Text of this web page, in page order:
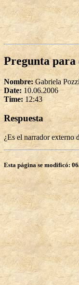
Pregunta para
Nombre:Gabriela Pozzi
Date: 10.06.2006
Time: 12:43
Respuesta
¿Es el narrador externo
Esta página se modificó: